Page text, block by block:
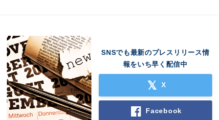
SNSでも最新のプレスリリース情
報をいち早く配信中
X
Facebook
Japanese
English